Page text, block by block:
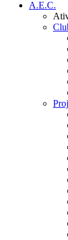
A.E.C.